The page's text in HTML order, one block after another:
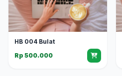
HB 004 Bulat
Rp 500.000